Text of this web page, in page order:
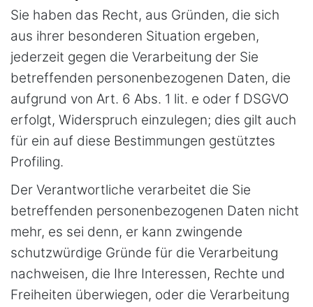
Sie haben das Recht, aus Gründen, die sich
aus ihrer besonderen Situation ergeben,
jederzeit gegen die Verarbeitung der Sie
betreffenden personenbezogenen Daten, die
aufgrund von Art. 6 Abs. 1 lit. e oder f DSGVO
erfolgt, Widerspruch einzulegen; dies gilt auch
für ein auf diese Bestimmungen gestütztes
Profiling.
Der Verantwortliche verarbeitet die Sie
betreffenden personenbezogenen Daten nicht
mehr, es sei denn, er kann zwingende
schutzwürdige Gründe für die Verarbeitung
nachweisen, die Ihre Interessen, Rechte und
Freiheiten überwiegen, oder die Verarbeitung